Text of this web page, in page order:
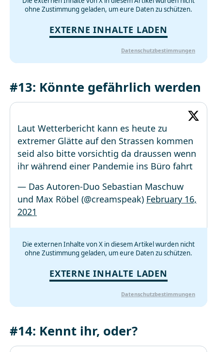
ohne Zustimmung geladen, um eure Daten zu schützen.
EXTERNE INHALTE LADEN
Datenschutzbestimmungen
#13: Könnte gefährlich werden
Laut Wetterbericht kann es heute zu
extremer Glätte auf den Strassen kommen
seid also bitte vorsichtig da draussen wenn
ihr während einer Pandemie ins Büro fahrt
— Das Autoren-Duo Sebastian Maschuw
und Max Röbel (@creamspeak) February 16,
2021
Die externen Inhalte von X in diesem Artikel wurden nicht
ohne Zustimmung geladen, um eure Daten zu schützen.
EXTERNE INHALTE LADEN
Datenschutzbestimmungen
#14: Kennt ihr, oder?